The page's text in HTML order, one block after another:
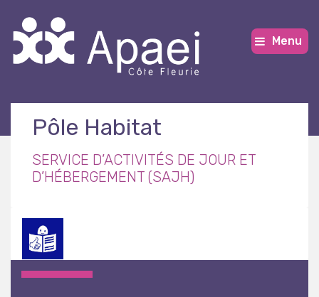
Menu
Pôle Habitat
SERVICE D’ACTIVITÉS DE JOUR ET
D’HÉBERGEMENT (SAJH)